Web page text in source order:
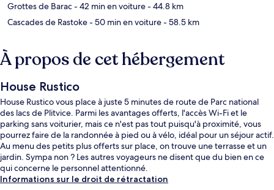
Grottes de Barac- 42 min en voiture- 44.8 km
Cascades de Rastoke- 50 min en voiture- 58.5 km
À propos de cet hébergement
House Rustico
House Rustico vous place à juste 5 minutes de route de Parc national
des lacs de Plitvice. Parmi les avantages offerts, l'accès Wi-Fi et le
parking sans voiturier, mais ce n'est pas tout puisqu'à proximité, vous
pourrez faire de la randonnée à pied ou à vélo, idéal pour un séjour actif.
Au menu des petits plus offerts sur place, on trouve une terrasse et un
jardin. Sympa non ? Les autres voyageurs ne disent que du bien en ce
qui concerne le personnel attentionné.
Informations sur le droit de rétractation